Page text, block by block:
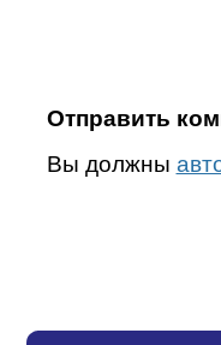
Отправить
Вы должны